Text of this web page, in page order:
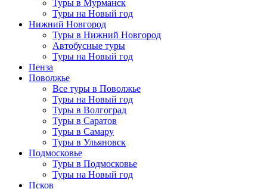
Туры в Мурманск
Туры на Новый год
Нижний Новгород
Туры в Нижний Новгород
Автобусные туры
Туры на Новый год
Пенза
Поволжье
Все туры в Поволжье
Туры на Новый год
Туры в Волгоград
Туры в Саратов
Туры в Самару
Туры в Ульяновск
Подмосковье
Туры в Подмосковье
Туры на Новый год
Псков